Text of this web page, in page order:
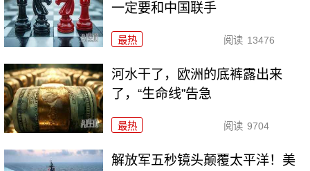
一定要和中国联手
最热 阅读 13476
河水干了，欧洲的底裤露出来
了，“生命线”告急
最热 阅读 9704
解放军五秒镜头颠覆太平洋！美